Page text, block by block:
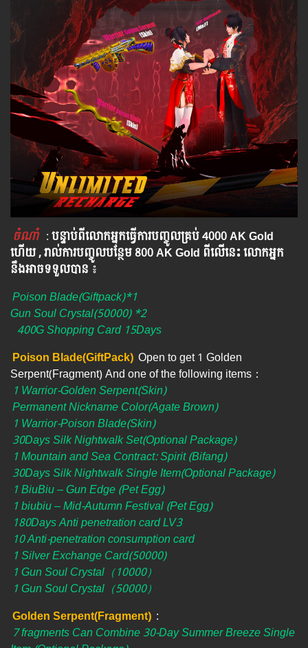
ចំណាំ ​​​ :បន្ទាប់ពីលោកអ្នក​ធ្វើការបញ្ចូលគ្រប់ 4000​ AK Gold​
ហើយ , រាល់ការបញ្ចូលបន្ថែម 800 AK​ Gold​​ ពីលើនេះ លោកអ្នក
នឹងអាចទទួលបាន​៖​
Poison Blade(Giftpack)*1
Gun Soul Crystal(50000) *2
400G Shopping Card 15Days
Poison Blade(GiftPack) Open to get 1 Golden
Serpent(Fragment) And one of the following items：
1 Warrior-Golden Serpent(Skin)
Permanent Nickname Color(Agate Brown)
1 Warrior-Poison Blade(Skin)
30Days Silk Nightwalk Set(Optional Package)
1 Mountain and Sea Contract: Spirit (Bifang)
30Days Silk Nightwalk Single Item(Optional Package)
1 BiuBiu – Gun Edge (Pet Egg)
1 biubiu – Mid-Autumn Festival (Pet Egg)
180Days Anti penetration card LV3
10 Anti-penetration consumption card
1 Silver Exchange Card(50000)
1 Gun Soul Crystal（10000）
1 Gun Soul Crystal（50000）
Golden Serpent(Fragment) ​ :
7 fragments Can Combine 30-Day Summer Breeze Single